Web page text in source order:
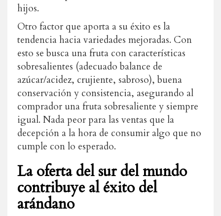
hijos.
Otro factor que aporta a su éxito es la
tendencia hacia variedades mejoradas. Con
esto se busca una fruta con características
sobresalientes (adecuado balance de
azúcar/acidez, crujiente, sabroso), buena
conservación y consistencia, asegurando al
comprador una fruta sobresaliente y siempre
igual. Nada peor para las ventas que la
decepción a la hora de consumir algo que no
cumple con lo esperado.
La oferta del sur del mundo
contribuye al éxito del
arándano